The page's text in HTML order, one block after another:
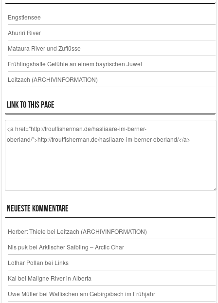
Engstlensee
Ahuriri River
Mataura River und Zuflüsse
Frühlingshafte Gefühle an einem bayrischen Juwel
Leitzach (ARCHIVINFORMATION)
Link to this page
Neueste Kommentare
Herbert Thiele bei Leitzach (ARCHIVINFORMATION)
Nis pukbei Arktischer Saibling – Arctic Char
Lothar Pollan bei Links
Kai bei Maligne River in Alberta
Uwe Müllerbei Watfischen am Gebirgsbach im Frühjahr